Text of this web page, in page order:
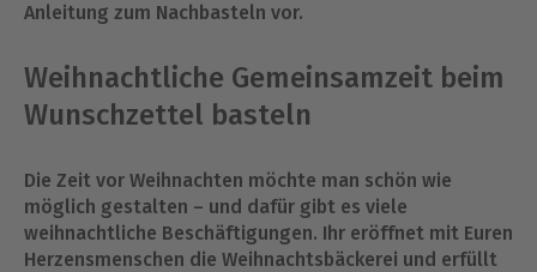
Anleitung zum Nachbasteln vor.
Weihnachtliche Gemeinsamzeit beim
Wunschzettel basteln
Die Zeit vor Weihnachten möchte man schön wie
möglich gestalten – und dafür gibt es viele
weihnachtliche Beschäftigungen. Ihr eröffnet mit Euren
Herzensmenschen die Weihnachtsbäckerei und erfüllt